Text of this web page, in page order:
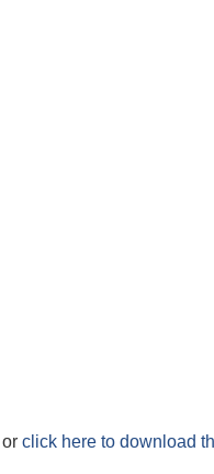
or click here to download